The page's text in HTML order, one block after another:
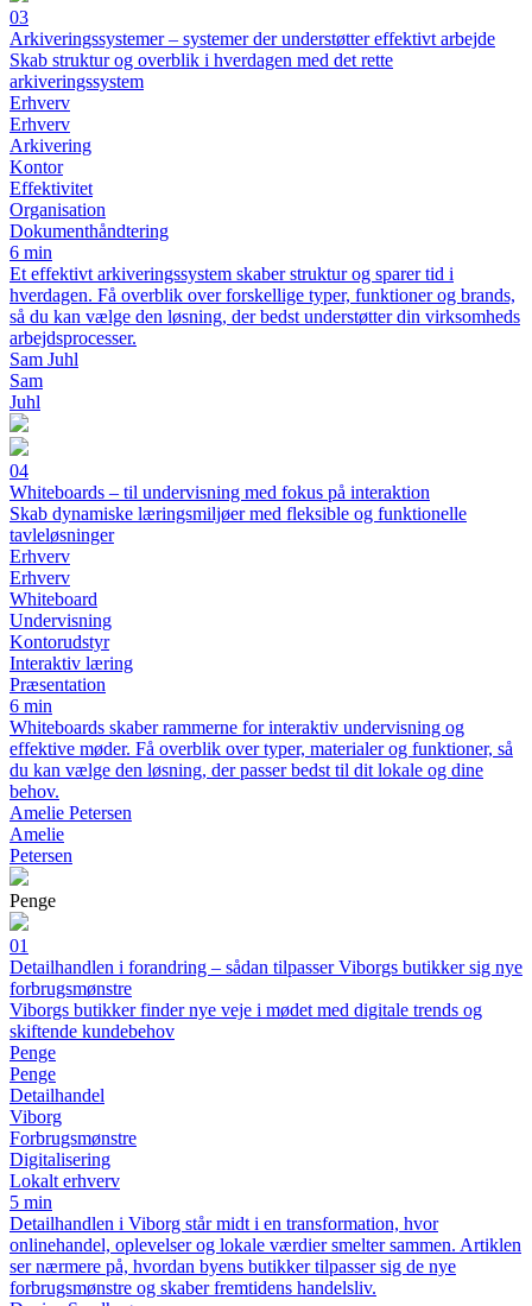
03
Arkiveringssystemer – systemer der understøtter effektivt arbejde
Skab struktur og overblik i hverdagen med det rette
arkiveringssystem
Erhverv
Erhverv
Arkivering
Kontor
Effektivitet
Organisation
Dokumenthåndtering
6 min
Et effektivt arkiveringssystem skaber struktur og sparer tid i
hverdagen. Få overblik over forskellige typer, funktioner og brands,
så du kan vælge den løsning, der bedst understøtter din virksomheds
arbejdsprocesser.
Sam Juhl
Sam
Juhl
04
Whiteboards – til undervisning med fokus på interaktion
Skab dynamiske læringsmiljøer med fleksible og funktionelle
tavleløsninger
Erhverv
Erhverv
Whiteboard
Undervisning
Kontorudstyr
Interaktiv læring
Præsentation
6 min
Whiteboards skaber rammerne for interaktiv undervisning og
effektive møder. Få overblik over typer, materialer og funktioner, så
du kan vælge den løsning, der passer bedst til dit lokale og dine
behov.
Amelie Petersen
Amelie
Petersen
Penge
01
Detailhandlen i forandring – sådan tilpasser Viborgs butikker sig nye
forbrugsmønstre
Viborgs butikker finder nye veje i mødet med digitale trends og
skiftende kundebehov
Penge
Penge
Detailhandel
Viborg
Forbrugsmønstre
Digitalisering
Lokalt erhverv
5 min
Detailhandlen i Viborg står midt i en transformation, hvor
onlinehandel, oplevelser og lokale værdier smelter sammen. Artiklen
ser nærmere på, hvordan byens butikker tilpasser sig de nye
forbrugsmønstre og skaber fremtidens handelsliv.